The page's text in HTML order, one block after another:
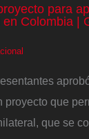
para
Colombia |
proyecto que
que se